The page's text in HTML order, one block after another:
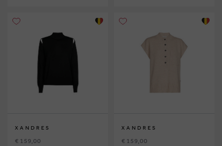
XANDRES
€ 159,00
XANDRES
€ 159,00